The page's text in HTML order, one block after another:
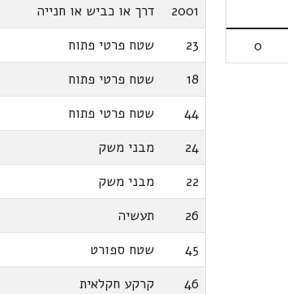
0
2001
דרך או כביש או חנייה
23
שטח פרטי פתוח
18
שטח פרטי פתוח
44
שטח פרטי פתוח
24
מבני משק
22
מבני משק
26
תעשיה
45
שטח ספורט
46
קרקע חקלאית